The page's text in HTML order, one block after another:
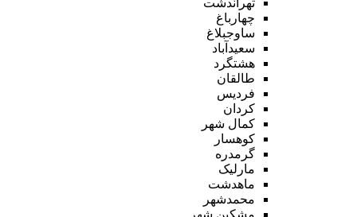
چهارباغ
ساوجبلاغ
سعیدآباد
هشتگرد
طالقان
فردیس
کردان
کمال شهر
کوهسار
گرمدره
مارلیک
ماهدشت
محمدشهر
مشکین شهر